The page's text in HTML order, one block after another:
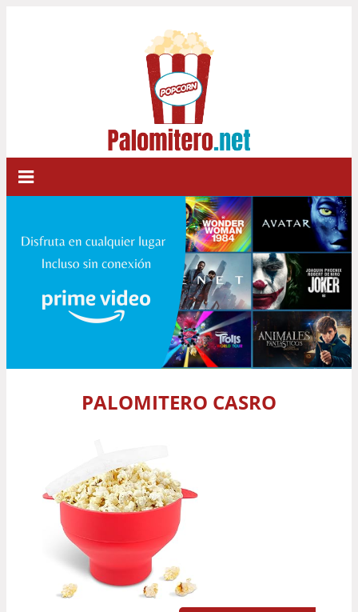
PALOMITERO CASRO